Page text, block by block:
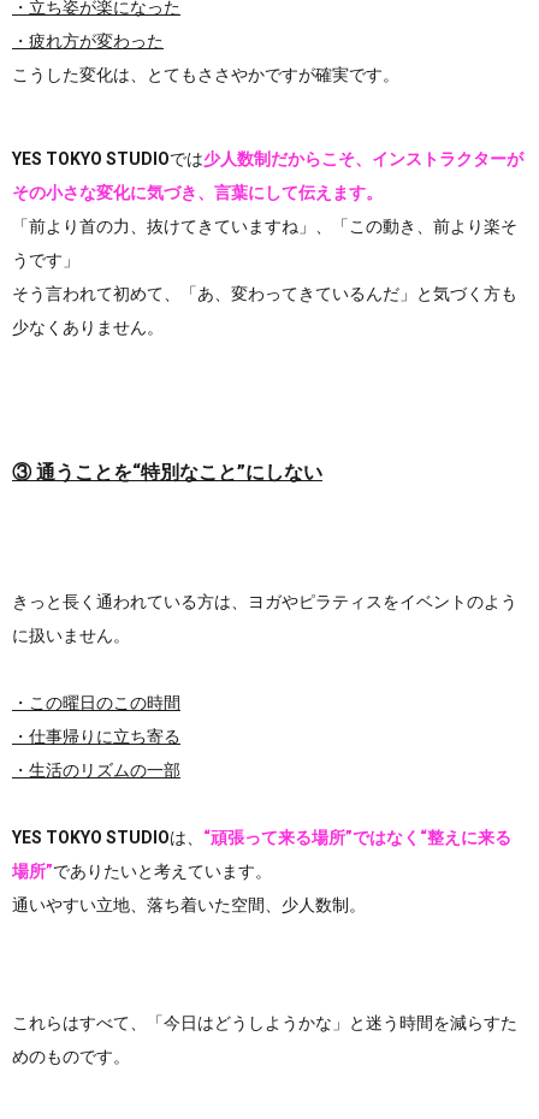
・立ち姿が楽になった
・疲れ方が変わった
こうした変化は、とてもささやかですが確実です。
YES TOKYO STUDIOでは少人数制だからこそ、インストラクターが
その小さな変化に気づき、言葉にして伝えます。
「前より首の力、抜けてきていますね」、「この動き、前より楽そ
うです」
そう言われて初めて、「あ、変わってきているんだ」と気づく方も
少なくありません。
③ 通うことを“特別なこと”にしない
きっと長く通われている方は、ヨガやピラティスをイベントのよう
に扱いません。
・この曜日のこの時間
・仕事帰りに立ち寄る
・生活のリズムの一部
YES TOKYO STUDIOは、 “頑張って来る場所”ではなく “整えに来る
場所”でありたいと考えています。
通いやすい立地、落ち着いた空間、少人数制。
これらはすべて、「今日はどうしようかな」と迷う時間を減らすた
めのものです。